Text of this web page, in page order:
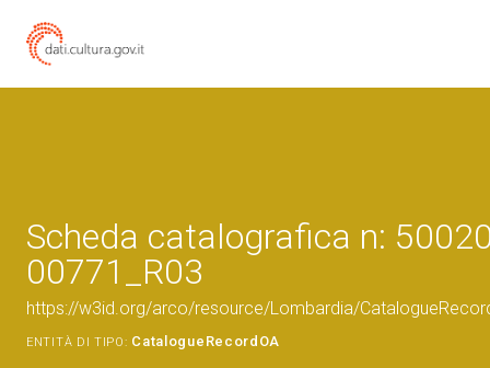
Scheda catalografica n:
00771_R03
https://w3id.org/arco/resource/Lombardia/
ENTITÀ DI TIPO: CatalogueRecordOA